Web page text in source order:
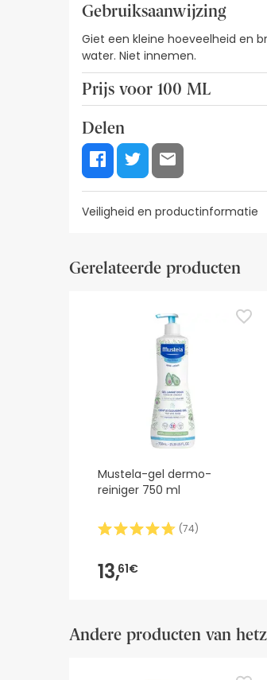
Gebruiksaanwijzing
Giet een kleine hoeveelheid en
water. Niet innemen.
Prijs voor 100 ML
Delen
Veiligheid en productinformatie
Visuele beveiligingsbronnen
tussentijd raden we je aan de
contact met ons op te nemen.
Gerelateerde producten
Mustela-gel dermo-
reiniger 750 ml
(74)
13,61€
Andere producten van